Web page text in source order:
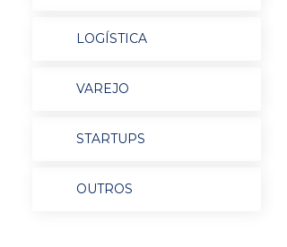
LOGÍSTICA
VAREJO
STARTUPS
OUTROS